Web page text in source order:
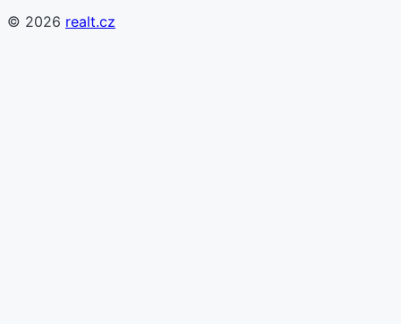
© 2026 realt.cz